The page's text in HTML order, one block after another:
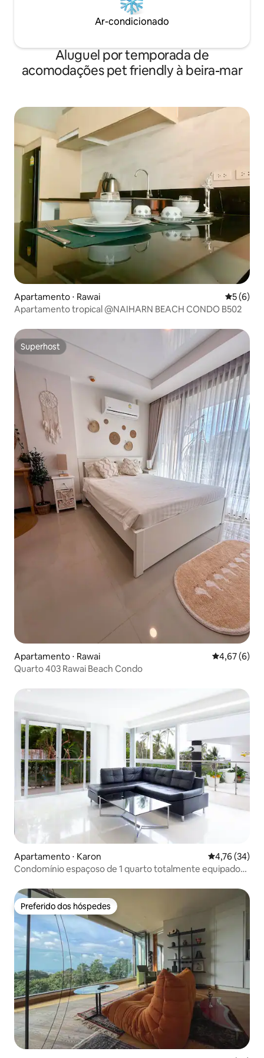
Ar-condicionado
Aluguel por temporada de
acomodações pet friendly à beira-mar
Apartamento ⋅ Rawai 5 de
5 (6)
Apartamento tropical @NAIHARN BEACH CONDO В502
Superhost
Superhost
Apartamento ⋅ Rawai 4,67 de uma
4,67 (6)
Quarto 403 Rawai Beach Condo
Apartamento ⋅ Karon 4,76 de uma
4,76 (34)
Condomínio espaçoso de 1 quarto totalmente equipado
Preferido dos hóspedes
Preferido dos hóspedes